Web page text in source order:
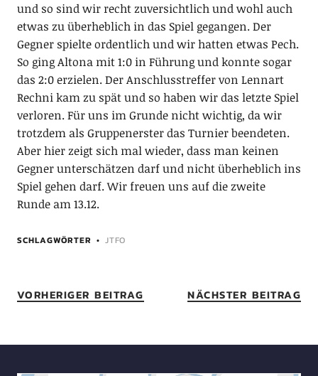
und so sind wir recht zuversichtlich und wohl auch
etwas zu überheblich in das Spiel gegangen. Der
Gegner spielte ordentlich und wir hatten etwas Pech.
So ging Altona mit 1:0 in Führung und konnte sogar
das 2:0 erzielen. Der Anschlusstreffer von Lennart
Rechni kam zu spät und so haben wir das letzte Spiel
verloren. Für uns im Grunde nicht wichtig, da wir
trotzdem als Gruppenerster das Turnier beendeten.
Aber hier zeigt sich mal wieder, dass man keinen
Gegner unterschätzen darf und nicht überheblich ins
Spiel gehen darf. Wir freuen uns auf die zweite
Runde am 13.12.
SCHLAGWÖRTER JTFO
VORHERIGER BEITRAG NÄCHSTER BEITRAG